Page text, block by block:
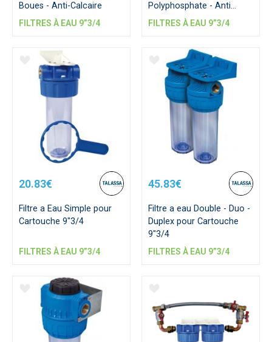
Boues - Anti-Calcaire
FILTRES À EAU 9”3/4
Polyphosphate - Anti
Tartre
FILTRES À EAU 9”3/4
20.83€
Filtre a Eau Simple pour
Cartouche 9"3/4
FILTRES À EAU 9”3/4
45.83€
Filtre a eau Double - Duo -
Duplex pour Cartouche
9"3/4
FILTRES À EAU 9”3/4